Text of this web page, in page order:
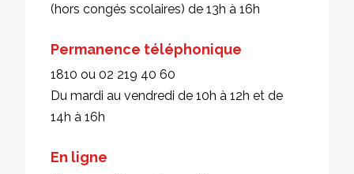
(hors congés scolaires) de 13h à 16h
Permanence téléphonique
1810 ou 02 219 40 60
Du mardi au vendredi de 10h à 12h et de
14h à 16h
En ligne